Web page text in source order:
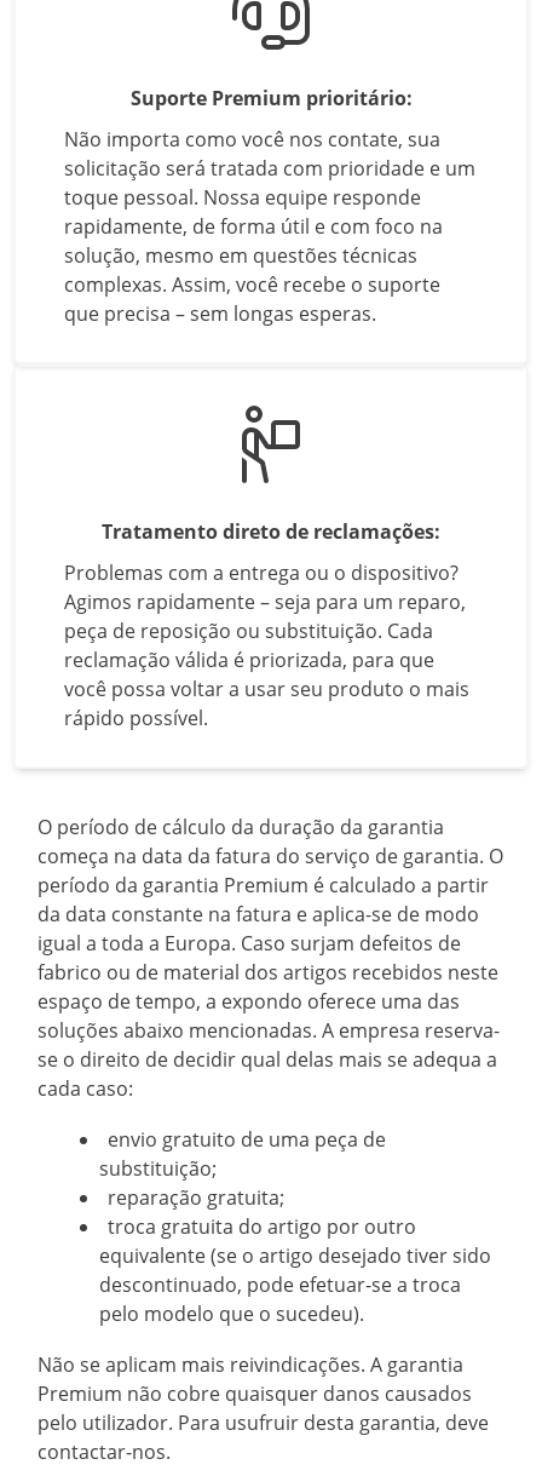
Devolução & Cancelamento
Garantia Premium
Recolha de produtos
Contacto
expondo Partners
Suporte Premium prioritário:
Não importa como você nos contate, sua
solicitação será tratada com prioridade e um
toque pessoal. Nossa equipe responde
rapidamente, de forma útil e com foco na
solução, mesmo em questões técnicas
complexas. Assim, você recebe o suporte
que precisa – sem longas esperas.
Tratamento direto de reclamações:
Problemas com a entrega ou o dispositivo?
Agimos rapidamente – seja para um reparo,
peça de reposição ou substituição. Cada
reclamação válida é priorizada, para que
você possa voltar a usar seu produto o mais
rápido possível.
O período de cálculo da duração da garantia
começa na data da fatura do serviço de garantia. O
período da garantia Premium é calculado a partir
da data constante na fatura e aplica-se de modo
igual a toda a Europa. Caso surjam defeitos de
fabrico ou de material dos artigos recebidos neste
espaço de tempo, a expondo oferece uma das
soluções abaixo mencionadas. A empresa reserva-
se o direito de decidir qual delas mais se adequa a
cada caso:
envio gratuito de uma peça de
substituição;
reparação gratuita;
troca gratuita do artigo por outro
equivalente (se o artigo desejado tiver sido
descontinuado, pode efetuar-se a troca
pelo modelo que o sucedeu).
Não se aplicam mais reivindicações. A garantia
Premium não cobre quaisquer danos causados
pelo utilizador. Para usufruir desta garantia, deve
contactar-nos.